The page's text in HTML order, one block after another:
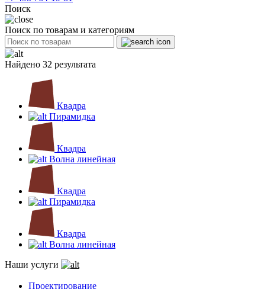
Поиск
Поиск по товарам и категориям
Найдено 32 результата
Квадра
Пирамидка
Квадра
Волна линейная
Квадра
Пирамидка
Квадра
Волна линейная
Наши услуги
Проектирование